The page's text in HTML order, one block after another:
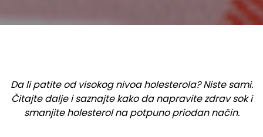
Da li patite od visokog nivoa holesterola? Niste sami.
Čitajte dalje i saznajte kako da napravite zdrav sok i
smanjite holesterol na potpuno priodan način.